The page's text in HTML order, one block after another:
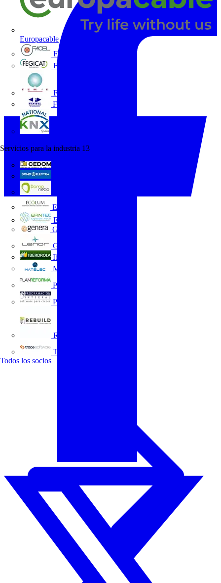
Europacable
FACEL
Fegicat
FENIE
FENITEL
Servicios para la industria 13
Ecolum
Efintec
GENERA
Grupo Lenor
Iberdrola
MATELEC
Plan Reforma
Programación Integral
REBUILD
Trace Software
Todos los socios